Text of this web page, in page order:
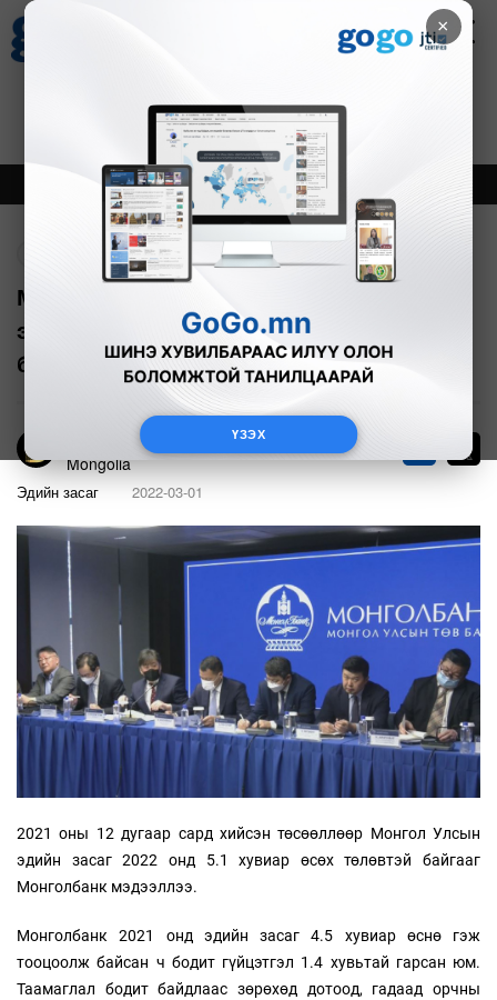
×
ҮЗЭХ
Зурхай
8.08
Онцлох Шинэ
Монголбанк: 2022 онд Монгол Улсын
эдийн засаг 5.1 хувиар өсөх төлөвтэй
байна
Bloomberg TV
Mongolia
Эдийн засаг 2022-03-01
2021 оны 12 дугаар сард хийсэн төсөөллөөр Монгол Улсын
эдийн засаг 2022 онд 5.1 хувиар өсөх төлөвтэй байгааг
Монголбанк мэдээллээ.
Монголбанк 2021 онд эдийн засаг 4.5 хувиар өснө гэж
тооцоолж байсан ч бодит гүйцэтгэл 1.4 хувьтай гарсан юм.
Таамаглал бодит байдлаас зөрөхөд дотоод, гадаад орчны